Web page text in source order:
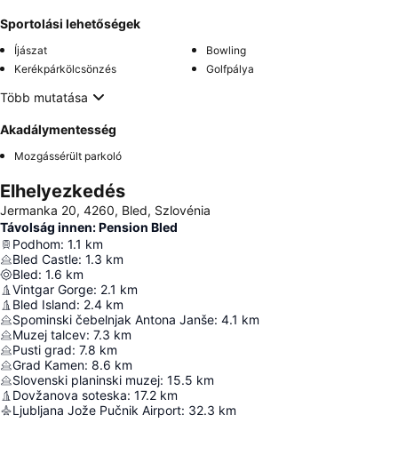
Sportolási lehetőségek
Íjászat
Bowling
Kerékpárkölcsönzés
Golfpálya
Több mutatása
Akadálymentesség
Mozgássérült parkoló
Elhelyezkedés
Jermanka 20, 4260, Bled, Szlovénia
Távolság innen: Pension Bled
Podhom: 1.1 km
Bled Castle: 1.3 km
Bled: 1.6 km
Vintgar Gorge: 2.1 km
Bled Island: 2.4 km
Spominski čebelnjak Antona Janše: 4.1 km
Muzej talcev: 7.3 km
Pusti grad: 7.8 km
Grad Kamen: 8.6 km
Slovenski planinski muzej: 15.5 km
Dovžanova soteska: 17.2 km
Ljubljana Jože Pučnik Airport: 32.3 km